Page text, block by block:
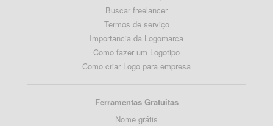
Buscar freelancer
Termos de serviço
Importancia da Logomarca
Como fazer um Logotipo
Como criar Logo para empresa
Ferramentas Gratuitas
Nome grátis